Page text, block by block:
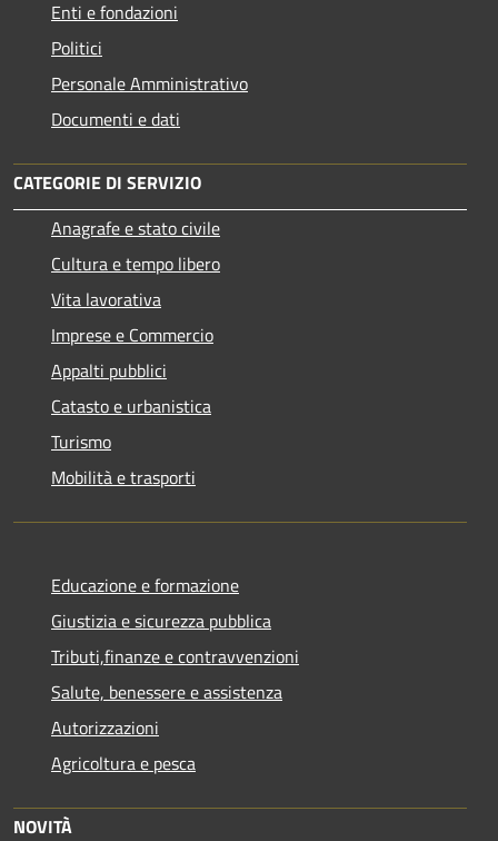
Enti e fondazioni
Politici
Personale Amministrativo
Documenti e dati
CATEGORIE DI SERVIZIO
Anagrafe e stato civile
Cultura e tempo libero
Vita lavorativa
Imprese e Commercio
Appalti pubblici
Catasto e urbanistica
Turismo
Mobilità e trasporti
Educazione e formazione
Giustizia e sicurezza pubblica
Tributi,finanze e contravvenzioni
Salute, benessere e assistenza
Autorizzazioni
Agricoltura e pesca
NOVITÀ